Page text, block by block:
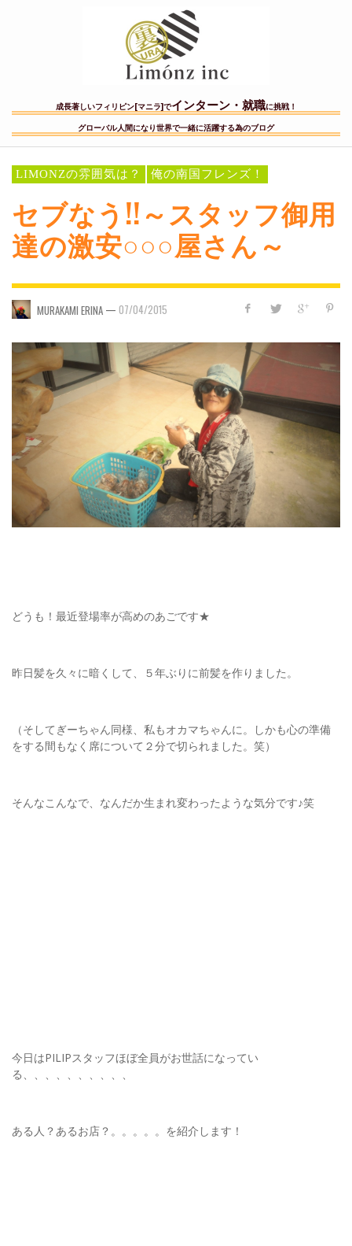
成長著しいフィリピン[マニラ]でインターン・就職に挑戦！
グローバル人間になり世界で一緒に活躍する為のブログ
LIMONZの雰囲気は？ 俺の南国フレンズ！
セブなう!!～スタッフ御用
達の激安○○○屋さん～
MURAKAMI ERINA — 07/04/2015
どうも！最近登場率が高めのあごです★
昨日髪を久々に暗くして、５年ぶりに前髪を作りました。
（そしてぎーちゃん同様、私もオカマちゃんに。しかも心の準備
をする間もなく席について２分で切られました。笑）
そんなこんなで、なんだか生まれ変わったような気分です♪笑
今日はPILIPスタッフほぼ全員がお世話になってい
る、、、、、、、、、、
ある人？あるお店？。。。。。を紹介します！